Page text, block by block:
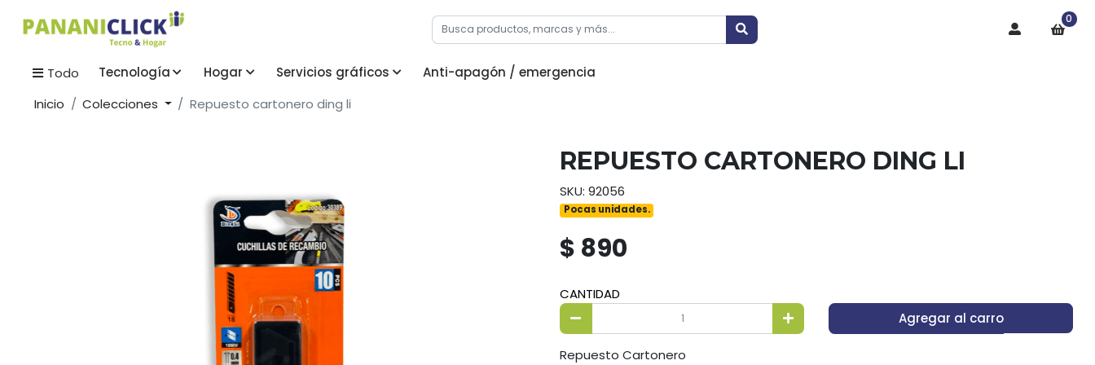
0
Todo Tecnología Hogar Servicios gráficos
Anti-apagón / emergencia
Inicio
Colecciones Repuesto cartonero ding li
REPUESTO CARTONERO DING LI
SKU: 92056
Pocas unidades.
$ 890
CANTIDAD
Agregar al carro
Repuesto Cartonero